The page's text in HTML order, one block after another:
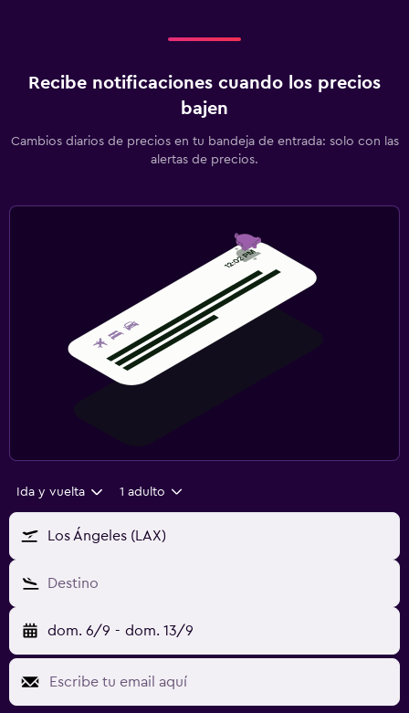
Recibe notificaciones cuando los precios
bajen
Cambios diarios de precios en tu bandeja de entrada: solo con las
alertas de precios.
Ida y vuelta 1 adulto
Los Ángeles (LAX)
Destino
dom. 6/9 - dom. 13/9